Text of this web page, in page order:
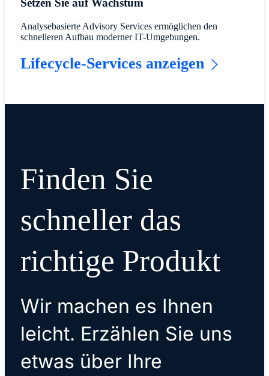
​Setzen Sie auf Wachstum​
Analysebasierte Advisory Services ermöglichen den
schnelleren Aufbau moderner IT-Umgebungen.
Lifecycle-Services anzeigen
Finden Sie
schneller das
richtige Produkt
Wir machen es Ihnen
leicht. Erzählen Sie uns
etwas über Ihre